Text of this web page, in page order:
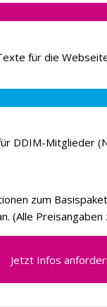
für die
DDIM-Mitglieder
zum
(Alle Preisangaben
Jetzt Infos